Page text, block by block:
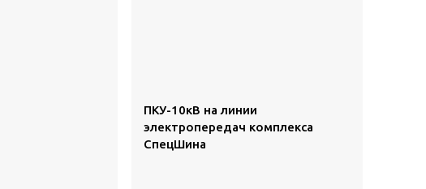
ПКУ-10кВ на линии
электропередач комплекса
СпецШина